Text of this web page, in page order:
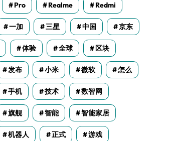
Pro Realme Redmi
一加 三星 中国 京东
体验 全球 区块
发布 小米 微软 怎么
手机 技术 数智网
旗舰 智能 智能家居
机器人 正式 游戏